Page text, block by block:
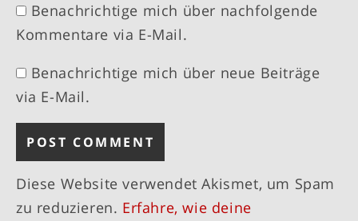
Benachrichtige mich über nachfolgende
Kommentare via E-Mail.
Benachrichtige mich über neue Beiträge
via E-Mail.
Diese Website verwendet Akismet, um Spam
zu reduzieren. Erfahre, wie deine